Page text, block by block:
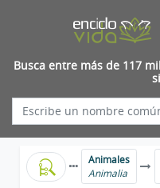
Busca entre más de 117
Animales
Animalia